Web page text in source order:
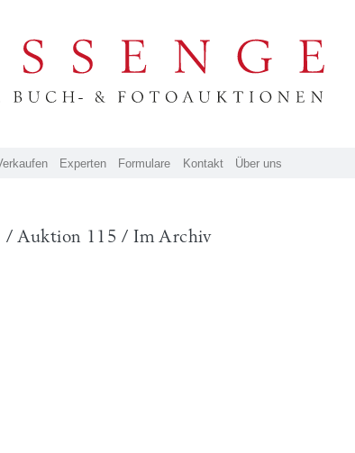
Experten Formulare Kontakt Über uns
/ Auktion 115 / Im Archiv